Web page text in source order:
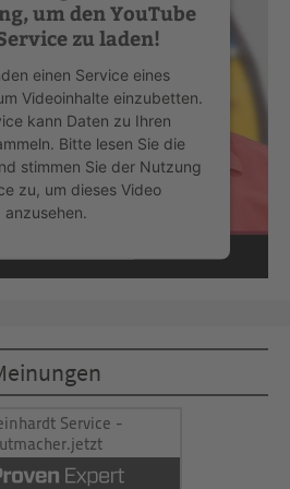
um den YouTube
zu laden!
einen Service eines
Videoinhalte einzubetten.
kann Daten zu Ihren
Bitte lesen Sie die
stimmen Sie der Nutzung
zu, um dieses Video
anzusehen.
Informationen
Usercentrics Consent
Platform&eRecht24